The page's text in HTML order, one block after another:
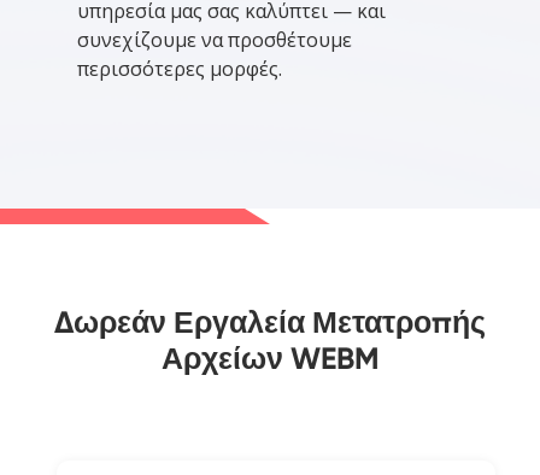
υπηρεσία μας σας καλύπτει — και
συνεχίζουμε να προσθέτουμε
περισσότερες μορφές.
Δωρεάν Εργαλεία Μετατροπής
Αρχείων WEBM